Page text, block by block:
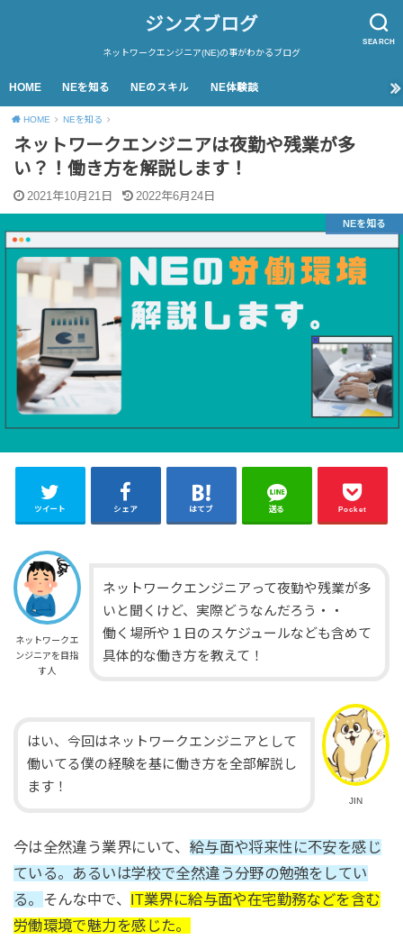
SEARCH
ジンズブログ
ネットワークエンジニア(NE)の事がわかるブログ
HOME NEを知る NEのスキル NE体験談
HOME NEを知る
ネットワークエンジニアは夜勤や残業が多
い？！働き方を解説します！
2021年10月21日 2022年6月24日
NEを知る
ツイート シェア はてブ 送る Pocket
ネットワークエ
ンジニアを目指
す人
ネットワークエンジニアって夜勤や残業が多
いと聞くけど、実際どうなんだろう・・
働く場所や１日のスケジュールなども含めて
具体的な働き方を教えて！
JIN
はい、今回はネットワークエンジニアとして
働いてる僕の経験を基に働き方を全部解説し
ます！
今は全然違う業界にいて、 給与面や将来性に不安を感じ
ている。あるいは学校で全然違う分野の勉強をしてい
る。 そんな中で、 IT業界に給与面や在宅勤務などを含む
労働環境で魅力を感じた。